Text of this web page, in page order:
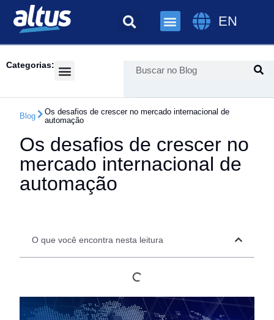
EN
Categorias:
Blog
Os desafios de crescer no mercado internacional de
automação
Os desafios de crescer no
mercado internacional de
automação
O que você encontra nesta leitura